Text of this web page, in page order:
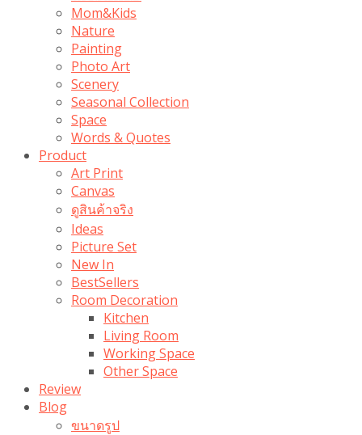
Mom&Kids
Nature
Painting
Photo Art
Scenery
Seasonal Collection
Space
Words & Quotes
Product
Art Print
Canvas
ดูสินค้าจริง
Ideas
Picture Set
New In
BestSellers
Room Decoration
Kitchen
Living Room
Working Space
Other Space
Review
Blog
ขนาดรูป